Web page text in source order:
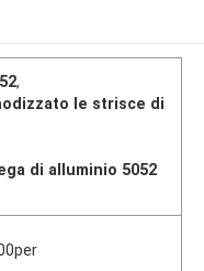
,
le strisce di
di alluminio 5052